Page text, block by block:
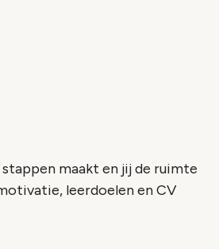
maakt en jij de ruimte
leerdoelen en CV